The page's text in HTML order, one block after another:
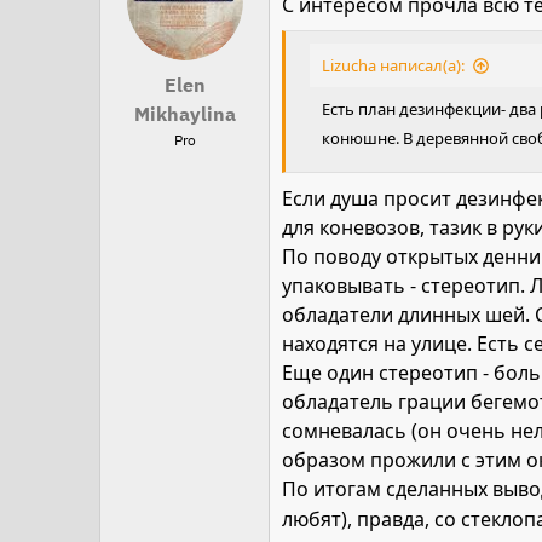
Elen
Mikhaylina
Pro
С интересом прочла всю
Lizucha написал(а):
Есть план дезинфекции-
конюшне. В деревянной
Если душа просит
для коневозов, тазик в
По поводу открытых
упаковывать -
обладатели длинных шей.
находятся на улице. Есть
Еще один стереотип -
обладатель грации
сомневалась (он очень
образом прожили с этим
По итогам сделанных
любят), правда, со